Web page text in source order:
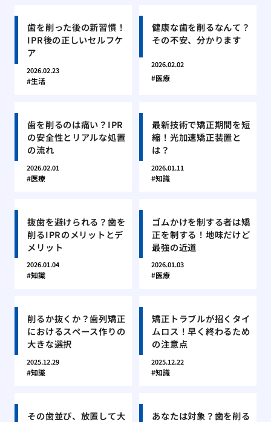
歯を削った後の新習慣！
IPR後の正しいセルフケ
ア
2026.02.23
生活
健康な歯を削るなんて？
その不安、分かります
2026.02.02
医療
歯を削るのは痛い？IPR
の安全性とリアルな処置
の流れ
2026.02.01
医療
最新技術で矯正期間を短
縮！光加速矯正装置と
は？
2026.01.11
知識
抜歯を避けられる？歯を
削るIPRのメリットとデ
メリット
2026.01.04
知識
ゴムかけを制する者は矯
正を制する！地味だけど
最強の近道
2026.01.03
医療
削るか抜くか？歯列矯正
におけるスペース作りの
大きな選択
2025.12.29
知識
矯正トラブルが招くタイ
ムロス！早く終わるため
の注意点
2025.12.22
知識
その歯並び、放置して大
あなたは対象？歯を削る